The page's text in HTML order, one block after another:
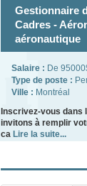
Gestionnaire
Cadres -
aéronautique
Salaire : De
Type de poste :
Ville : Montréal
Inscrivez-vous dans
invitons à remplir
ca Lire la suite...